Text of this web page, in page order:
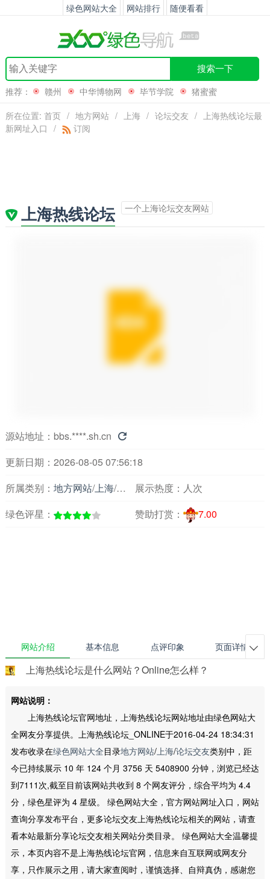
绿色网站大全 网站排行 随便看看
搜索一下
推荐： 赣州 中华博物网 毕节学院
猪蜜蜜
所在位置: 首页 / 地方网站 / 上海 / 论坛交友 / 上海热线论坛最
新网址入口 / 订阅
上海热线论坛 一个上海论坛交友网站
源站地址： bbs.****.sh.cn 
更新日期：2026-08-05 07:56:18
所属类别： 地方网站/上海/论坛交友展示热度： 人次
绿色评星：
赞助打赏： 7.00
网站介绍 基本信息 点评印象 页面详情 
上海热线论坛是什么网站？Online怎么样？
网站说明：
上海热线论坛官网地址，上海热线论坛网站地址由绿色网站大
全网友分享提供。上海热线论坛_ONLINE于2016-04-24 18:34:31
发布收录在绿色网站大全目录地方网站/上海/论坛交友类别中，距
今已持续展示 10 年 124 个月 3756 天 5408900 分钟，浏览已经达
到7111次,截至目前该网站共收到 8 个网友评分，综合平均为 4.4
分，绿色星评为 4 星级。 绿色网站大全，官方网站网址入口，网站
查询分享发布平台，更多论坛交友上海热线论坛相关的网站，请查
看本站最新分享论坛交友相关网站分类目录。 绿色网站大全温馨提
示，本页内容不是上海热线论坛官网，信息来自互联网或网友分
享，只作展示之用，请大家查阅时，谨慎选择、自辩真伪，感谢您